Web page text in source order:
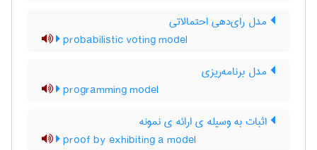
مدل رای‌دهی احتمالاتی
probabilistic voting model
مدل برنامه‌ریزی
programming model
اثبات به وسیله ی ارائه ی نمونه
proof by exhibiting a model